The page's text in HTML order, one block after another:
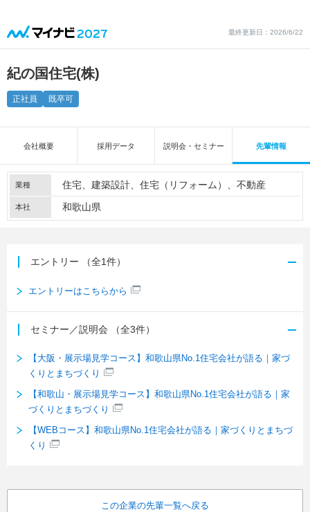
最終更新日：2026/6/22
紀の国住宅(株)
正社員 既卒可
会社概要 採用データ 説明会・セミナー 先輩情報
業種 住宅 建築設計 住宅（リフォーム） 不動産
本社 和歌山県
エントリー （全1件）
エントリーはこちらから
セミナー／説明会 （全3件）
【大阪・展示場見学コース】和歌山県No.1住宅会社が語る｜家づ
くりとまちづくり
【和歌山・展示場見学コース】和歌山県No.1住宅会社が語る｜家
づくりとまちづくり
【WEBコース】和歌山県No.1住宅会社が語る｜家づくりとまちづ
くり
この企業の先輩一覧へ戻る